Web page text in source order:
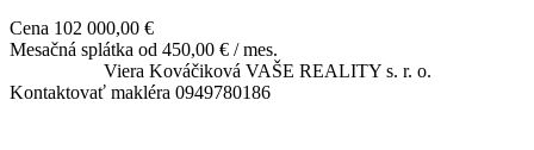
Cena 102 000,00 €
Mesačná splátka od 450,00 € / mes.
Viera Kováčiková VAŠE REALITY s. r. o.
Kontaktovať makléra 0949780186